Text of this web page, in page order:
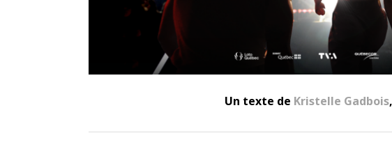
Un texte de Kristelle Gadbois